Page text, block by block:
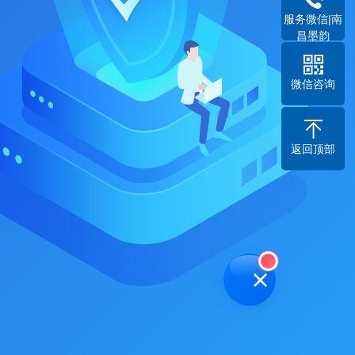
服务微信|南
昌墨韵
微信咨询
返回顶部